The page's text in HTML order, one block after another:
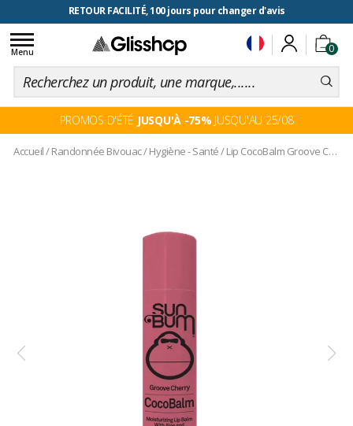
RETOUR FACILITÉ, 100 jours pour changer d'avis
0
Toggle
navigation
Menu
PROMOS D'ÉTÉ JUSQU'À -75% JUSQU'AU 25/08
Accueil/Randonnée Bivouac/Hygiène - Santé/Lip CocoBalm Groove Cherry